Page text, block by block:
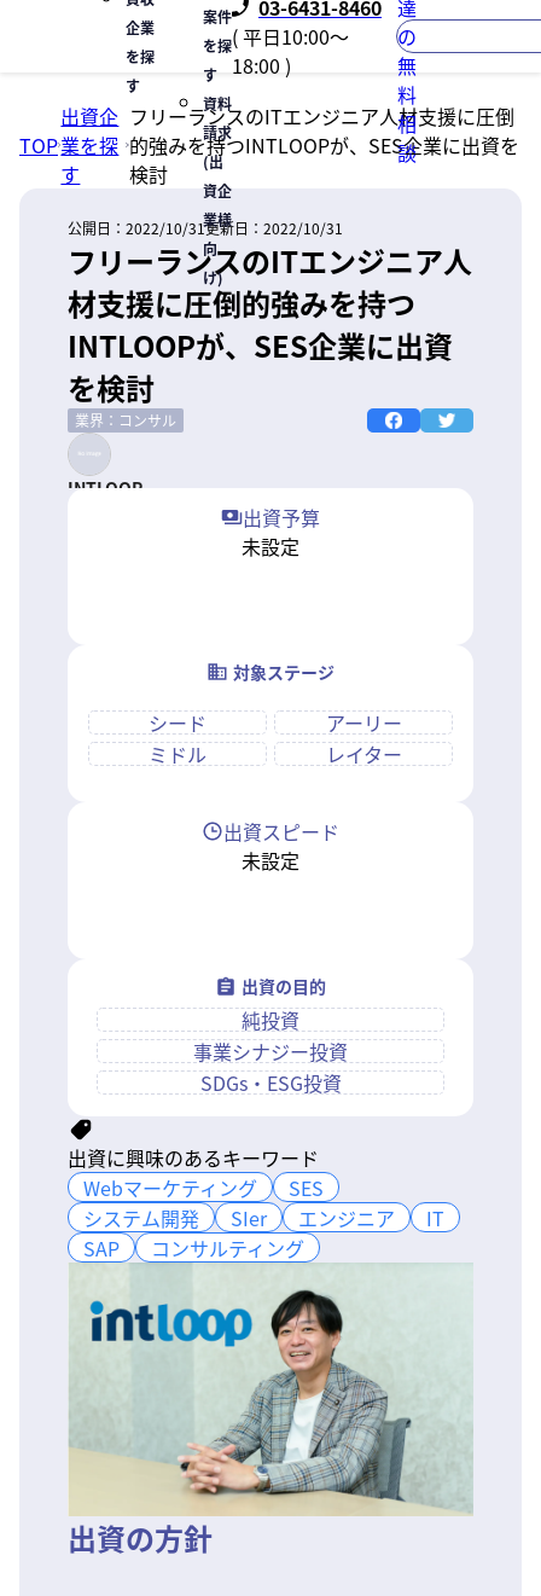
企業
を探
す
案件
を探
す
資料
請求
(出
資企
業様
向
け)
03-6431-8460
( 平日10:00〜
18:00 )
達
の
無
料
相
談
TOP
出資企
業を探
す
フリーランスのITエンジニア人材支援に圧倒
的強みを持つINTLOOPが、SES企業に出資を
検討
公開日： 2022/10/31更新日： 2022/10/31
フリーランスのITエンジニア人
材支援に圧倒的強みを持つ
INTLOOPが、SES企業に出資
を検討
業界：コンサル
INTLOOP
出資予算
未設定
対象ステージ
シード
アーリー
ミドル
レイター
出資スピード
未設定
出資の目的
純投資
事業シナジー投資
SDGs・ESG投資
出資に興味のあるキーワード
Webマーケティング
SES
システム開発
SIer エンジニア
IT
SAP
コンサルティング
Webマーケティング
SES
システム開発
SIer エンジニア
IT
SAP
コンサルティング
出資の方針